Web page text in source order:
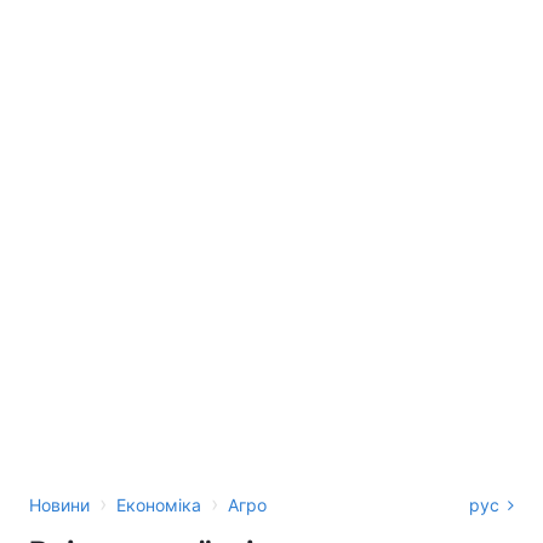
Новини › Економіка › Агро рус